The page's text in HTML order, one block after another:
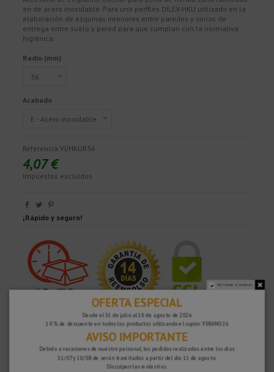
en de acero inoxidable. Para unir perfiles DILEX-HKU utilizado en la
elaboración de esquinas interiores entre paredes y zonas de
entrega entre suelo y pared para que cumplan con la normativa
higiénica.
Radio (mm)
Acabado
Referencia VI/HKUR36
4,07 €
Impuestos excluidos
¡Rápido y seguro!
No volver a mostrar.
OFERTA ESPECIAL
Desde el 31 de julio al 10 de agosto de 2026
10 % de descuento en todos los productos utilizando el cupón: VERANO26
AVISO IMPORTANTE
Debido a vacaciones de nuestro personal, los pedidos realizados entre los días
31/07 y 10/08 de serán tramitados a partir del día 11 de agosto.
Disculpen las molestias.